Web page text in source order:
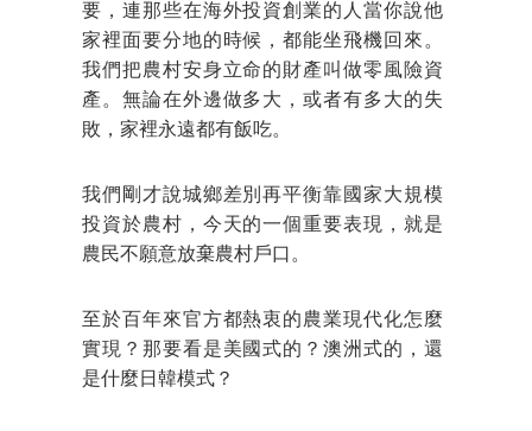
要，連那些在海外投資創業的人當你說他
家裡面要分地的時候，都能坐飛機回來。
我們把農村安身立命的財產叫做零風險資
產。無論在外邊做多大，或者有多大的失
敗，家裡永遠都有飯吃。
我們剛才說城鄉差別再平衡靠國家大規模
投資於農村，今天的一個重要表現，就是
農民不願意放棄農村戶口。
至於百年來官方都熱衷的農業現代化怎麼
實現？那要看是美國式的？澳洲式的，還
是什麼日韓模式？